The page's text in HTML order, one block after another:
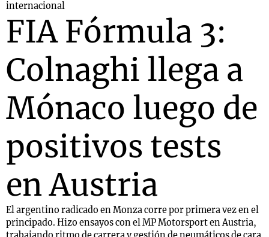
internacional
FIA Fórmula 3:
Colnaghi llega a
Mónaco luego de
positivos tests
en Austria
El argentino radicado en Monza corre por primera vez en el
principado. Hizo ensayos con el MP Motorsport en Austria,
Notas
Mundial 2026
Notas
La Sole en
Cadena 3